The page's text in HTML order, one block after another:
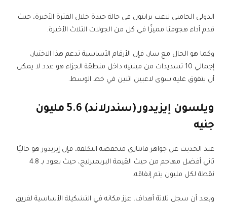
الدولي الجامبي لاعب برايتون في حالة جيدة خلال الفترة الأخيرة، حيث
قدم أداء هجوميًا مميزًا في كل من الجولات الثلاث الأخيرة.
وكما هو الحال مع سار، فإن الأرقام الأساسية تدعم هذا الاختيار،
إجمالي 10 تسديدات من مينتيه داخل منطقة الجزاء هو عدد لا يمكن
أن يتفوق عليه سوى لاعبين اثنين في خط الوسط.
ويلسون إيزيدور (سندرلاند) 5.6 مليون
جنيه
عند الحديث عن جواهر فانتازي منخفضة التكلفة، فإن إيزيدور هو حاليًا
ثاني أفضل مهاجم من حيث القيمة البريميرليج، حيث يعود بـ 4.8
نقطة لكل مليون يتم إنفاقه.
وبعد أن سجل ثلاثة أهداف، عزز مكانه في التشكيلة الأساسية لفريق